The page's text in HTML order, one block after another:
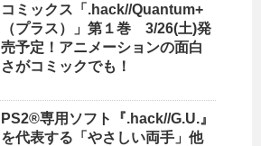
コミックス「.hack//Quantum+
（プラス）」第１巻 3/26(土)発
売予定！アニメーションの面白
さがコミックでも！
PS2®専用ソフト『.hack//G.U.』
を代表する「やさしい両手」他